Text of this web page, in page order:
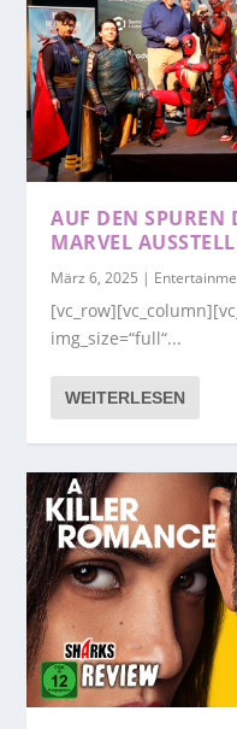
AUF DEN SPUREN
MARVEL
März 6, 2025 |
img_size=“full“...
WEITERLESEN